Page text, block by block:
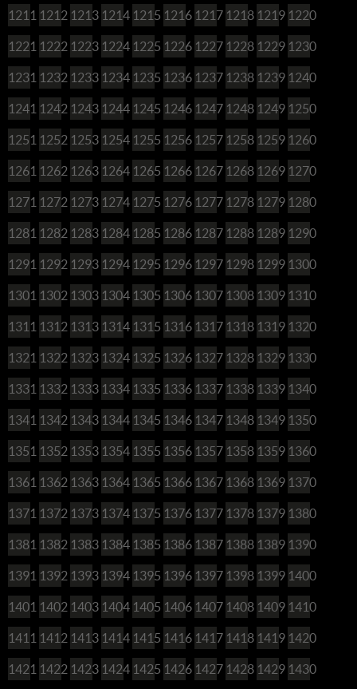
1211 1212 1213 1214 1215 1216 1217 1218 1219 1220
1221 1222 1223 1224 1225 1226 1227 1228 1229 1230
1231 1232 1233 1234 1235 1236 1237 1238 1239 1240
1241 1242 1243 1244 1245 1246 1247 1248 1249 1250
1251 1252 1253 1254 1255 1256 1257 1258 1259 1260
1261 1262 1263 1264 1265 1266 1267 1268 1269 1270
1271 1272 1273 1274 1275 1276 1277 1278 1279 1280
1281 1282 1283 1284 1285 1286 1287 1288 1289 1290
1291 1292 1293 1294 1295 1296 1297 1298 1299 1300
1301 1302 1303 1304 1305 1306 1307 1308 1309 1310
1311 1312 1313 1314 1315 1316 1317 1318 1319 1320
1321 1322 1323 1324 1325 1326 1327 1328 1329 1330
1331 1332 1333 1334 1335 1336 1337 1338 1339 1340
1341 1342 1343 1344 1345 1346 1347 1348 1349 1350
1351 1352 1353 1354 1355 1356 1357 1358 1359 1360
1361 1362 1363 1364 1365 1366 1367 1368 1369 1370
1371 1372 1373 1374 1375 1376 1377 1378 1379 1380
1381 1382 1383 1384 1385 1386 1387 1388 1389 1390
1391 1392 1393 1394 1395 1396 1397 1398 1399 1400
1401 1402 1403 1404 1405 1406 1407 1408 1409 1410
1411 1412 1413 1414 1415 1416 1417 1418 1419 1420
1421 1422 1423 1424 1425 1426 1427 1428 1429 1430